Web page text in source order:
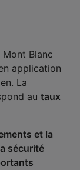
Blanc
application
La
au taux
et la
sécurité